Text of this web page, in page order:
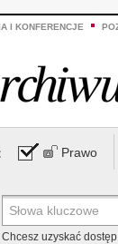
I KONFERENCJE
Prawo
Chcesz uzyskać